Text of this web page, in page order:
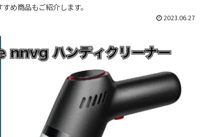
め商品もご紹介します。
2023.06.27